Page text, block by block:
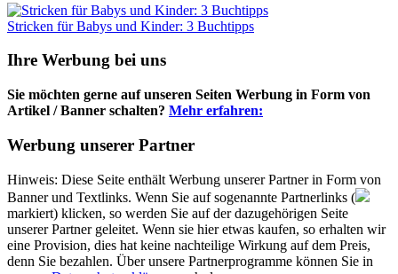
Stricken für Babys und Kinder: 3 Buchtipps
Ihre Werbung bei uns
Sie möchten gerne auf unseren Seiten Werbung in Form von
Artikel / Banner schalten? Mehr erfahren:
Werbung unserer Partner
Hinweis: Diese Seite enthält Werbung unserer Partner in Form von
Banner und Textlinks. Wenn Sie auf sogenannte Partnerlinks (
markiert) klicken, so werden Sie auf der dazugehörigen Seite
unserer Partner geleitet. Wenn sie hier etwas kaufen, so erhalten wir
eine Provision, dies hat keine nachteilige Wirkung auf dem Preis,
denn Sie bezahlen. Über unsere Partnerprogramme können Sie in